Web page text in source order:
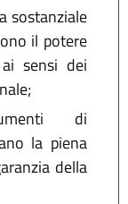
sostanziale
il potere
sensi dei
di
la piena
della